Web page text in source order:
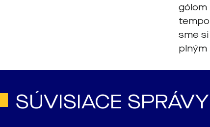
gólom
sme
plným
SÚVISIACE SPRÁVY